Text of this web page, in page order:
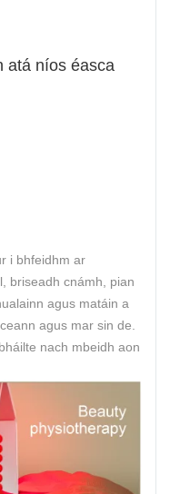
atá níos éasca
i bhfeidhm ar
briseadh cnámh, pian
agus matáin a
agus mar sin de.
nach mbeidh aon